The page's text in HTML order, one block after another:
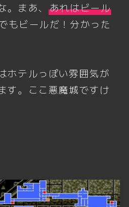
。まあ、 あれはビール
もビールだ！分かった
ホテルっぽい雰囲気が
す。ここ悪魔城ですけ